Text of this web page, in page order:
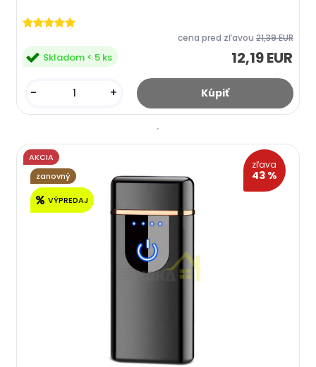
cena pred zľavou 21,39 EUR
12,19 EUR
Skladom < 5 ks
- +
AKCIA
zľava
43 %
zanovný
VÝPREDAJ